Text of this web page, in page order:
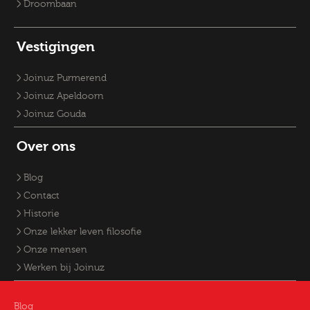
Droombaan
Vestigingen
Joinuz Purmerend
Joinuz Apeldoorn
Joinuz Gouda
Over ons
Blog
Contact
Historie
Onze lekker leven filosofie
Onze mensen
Werken bij Joinuz
Blog